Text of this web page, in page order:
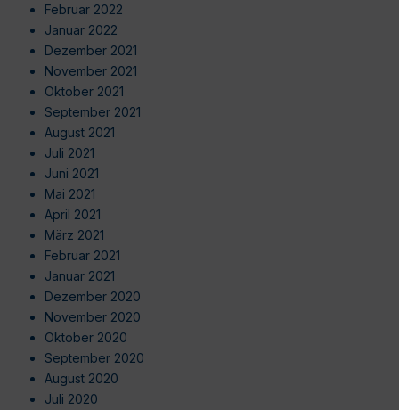
Februar 2022
Januar 2022
Dezember 2021
November 2021
Oktober 2021
September 2021
August 2021
Juli 2021
Juni 2021
Mai 2021
April 2021
März 2021
Februar 2021
Januar 2021
Dezember 2020
November 2020
Oktober 2020
September 2020
August 2020
Juli 2020